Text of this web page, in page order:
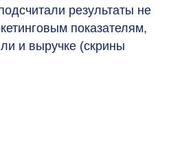
результаты не
показателям,
и выручке (скрины